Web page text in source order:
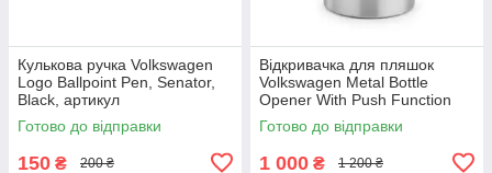
Кулькова ручка Volkswagen
Logo Ballpoint Pen, Senator,
Black, артикул
000087703ME041
Готово до відправки
150 ₴ 200 ₴
Відкривачка для пляшок
Volkswagen Metal Bottle
Opener With Push Function
NM, артикул
000087703LTJKA
Готово до відправки
1 000 ₴ 1 200 ₴